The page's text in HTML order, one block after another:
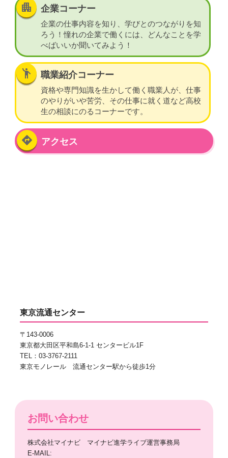
apartment 企業コーナー
企業の仕事内容を知り、学びとのつながりを知
ろう！憧れの企業で働くには、どんなことを学
べばいいか聞いてみよう！
emoji_people 職業紹介コーナー
資格や専門知識を生かして働く職業人が、仕事
のやりがいや苦労、その仕事に就く道など高校
生の相談にのるコーナーです。
directions アクセス
東京流通センター
〒143-0006
東京都大田区平和島6-1-1 センタービル1F
TEL：03-3767-2111
東京モノレール 流通センター駅から徒歩1分
お問い合わせ
株式会社マイナビ マイナビ進学ライブ運営事務局
E-MAIL: